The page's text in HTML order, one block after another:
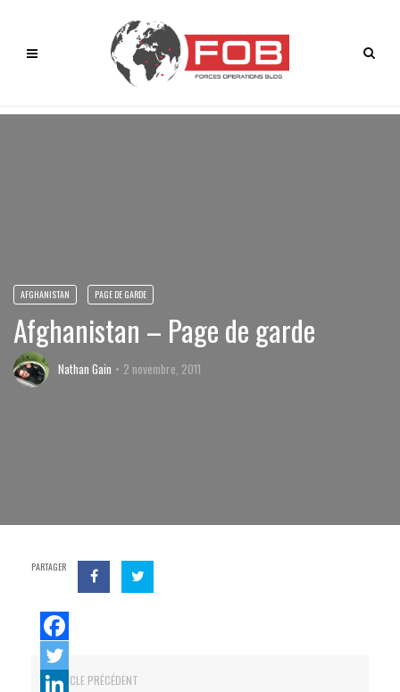
AFGHANISTAN PAGE DE GARDE
Afghanistan – Page de garde
Nathan Gain 2 novembre, 2011
PARTAGER
ARTICLE PRÉCÉDENT